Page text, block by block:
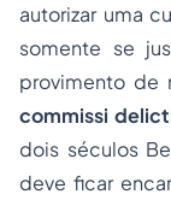
autorizar uma
somente se
provimento de
commissi
dois séculos
deve ficar